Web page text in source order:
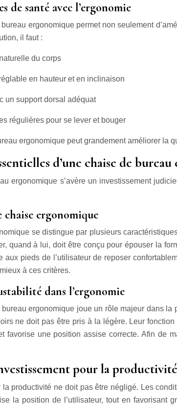
de santé avec l’ergonomie
ergonomique permet non seulement
il faut :
du corps
en hauteur et en inclinaison
un support dorsal adéquat
régulières pour se lever et bouger
ergonomique peut grandement améliorer
d’une chaise de
ergonomique s’avère un investissement
chaise ergonomique
se distingue par plusieurs
quand à lui, doit être conçu pour épouser la
aux pieds de l’utilisateur de reposer
à ces critères.
dans l’ergonomie
bureau ergonomique joue un rôle majeur dans
ne doit pas être pris à la légère. Leur
favorise une position assise correcte. Afin de
pour la
la productivité ne doit pas être négligé. Les
la position de l’utilisateur, tout en favorisant